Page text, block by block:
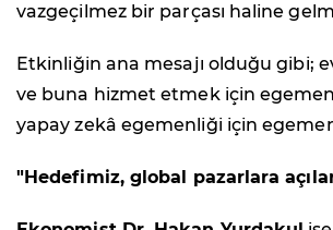
vazgeçilmez bir parçası haline
Etkinliğin ana mesajı olduğu gibi;
ve buna hizmet etmek için egemen
yapay zekâ egemenliği için
"Hedefimiz, global pazarlara